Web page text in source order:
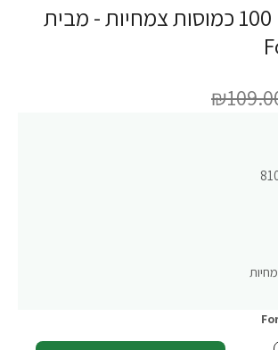
GABA גאבה 100 כמוסות צמחיות - מבית